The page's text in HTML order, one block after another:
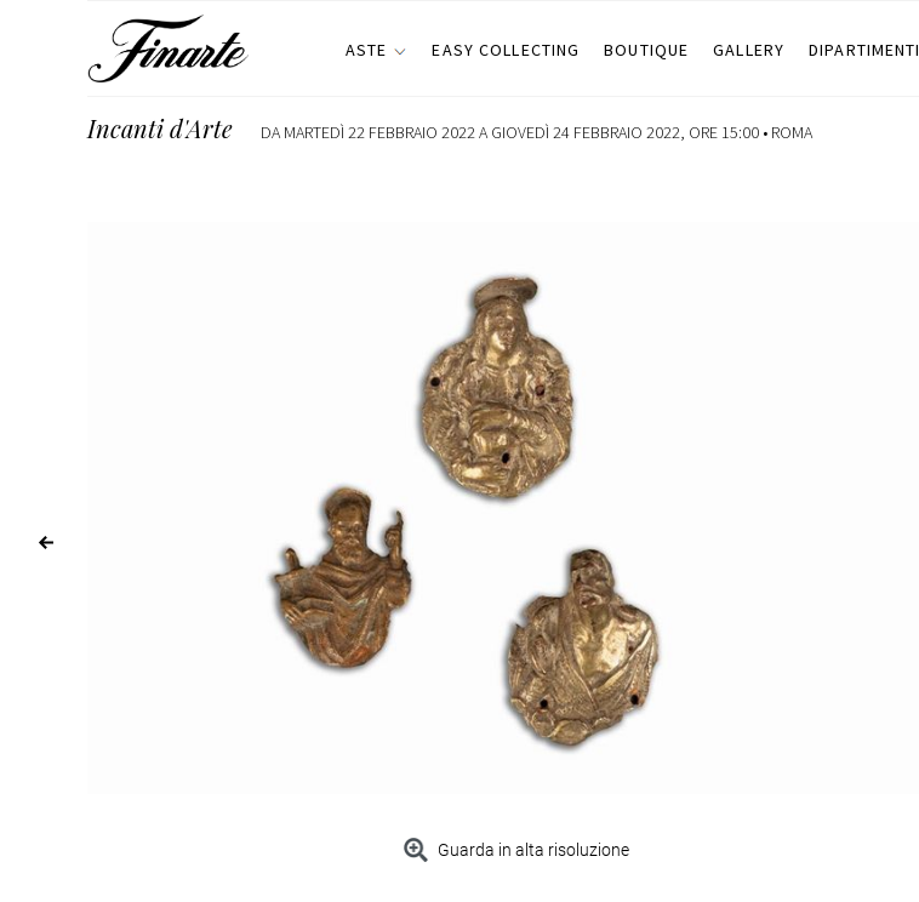
ASTE EASY COLLECTING BOUTIQUE GALLERY DIPARTIMENTI
Incanti d'Arte DA MARTEDÌ 22 FEBBRAIO 2022 A GIOVEDÌ 24 FEBBRAIO 2022, ORE 15:00 • ROMA
Guarda in alta risoluzione